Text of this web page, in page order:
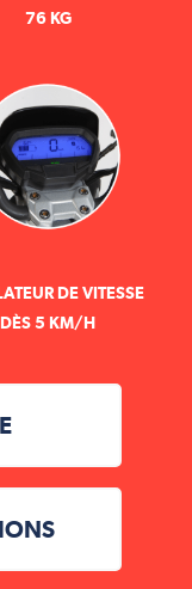
76 KG
DE VITESSE
DÈS 5 KM/H